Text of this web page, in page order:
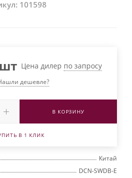
101598
Цена дилер по запросу
дешевле?
В КОРЗИНУ
В 1 КЛИК
Китай
DCN-SWDB-E